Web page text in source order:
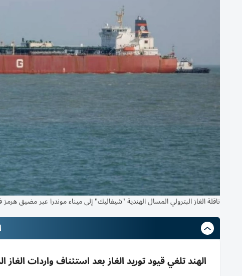
ناقلة الغاز البترولي المسال الهندية "شيفاليك" إلى ميناء موندرا عبر مضيق هرمز
الهند تلغي قيود توريد الغاز بعد استئناف واردات